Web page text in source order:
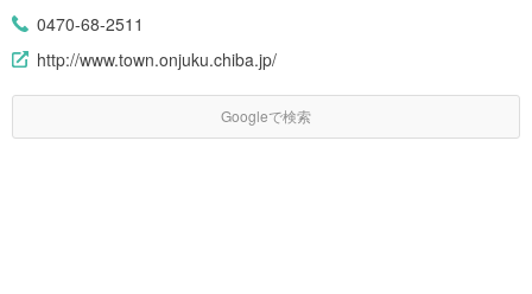
0470-68-2511
http://www.town.onjuku.chiba.jp/
Googleで検索